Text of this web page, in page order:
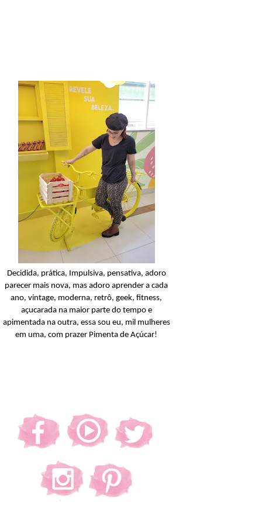
Condicionador
Açucarando: Shampoo
Condicionador Novex
Decidida, prática, Impulsiva, pensativa, adoro
parecer mais nova, mas adoro aprender a cada
ano, vintage, moderna, retrô, geek, fitness,
açucarada na maior parte do tempo e
apimentada na outra, essa sou eu, mil mulheres
em uma, com prazer Pimenta de Açúcar!